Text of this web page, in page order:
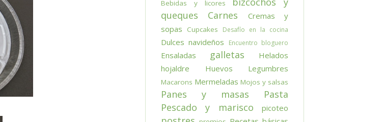
Bebidas y licores
queques
Carnes
Cremas y
sopas
Cupcakes Desafío en la cocina
Dulces navideños Encuentro bloguero
Ensaladas galletas
Helados
hojaldre
Huevos Legumbres
Macarons Mermeladas Mojos y salsas
Panes y masas
Pasta
Pescado y marisco
picoteo